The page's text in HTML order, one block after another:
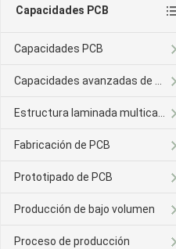
Capacidades PCB
Capacidades PCB
Fabricación de PCB
Prototipado de PCB
Producción de bajo volumen
Proceso de producción